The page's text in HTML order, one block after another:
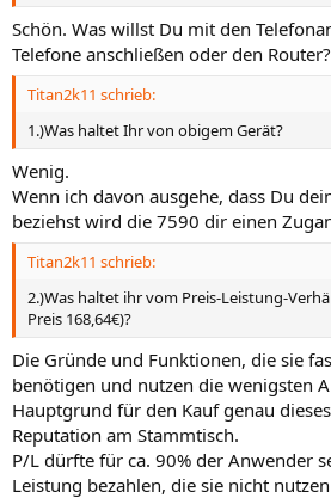
Schön. Was willst Du mit den
Telefone anschließen oder den Router?
Titan2k11 schrieb:
1.)Was haltet Ihr von obigem Gerät?
Wenig.
Wenn ich davon ausgehe, dass Du
beziehst wird die 7590 dir einen
Titan2k11 schrieb:
2.)Was haltet ihr vom Preis-Leistung-
Preis 168,64€)?
Die Gründe und Funktionen, die sie
benötigen und nutzen die wenigsten
Hauptgrund für den Kauf genau
Reputation am Stammtisch.
P/L dürfte für ca. 90% der Anwender
Leistung bezahlen, die sie nicht